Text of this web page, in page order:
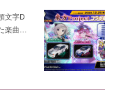
文字D
楽曲…